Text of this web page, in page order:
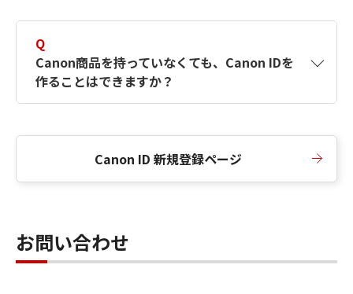
Q
Canon商品を持っていなくても、Canon IDを
作ることはできますか？
Canon ID 新規登録ページ
お問い合わせ